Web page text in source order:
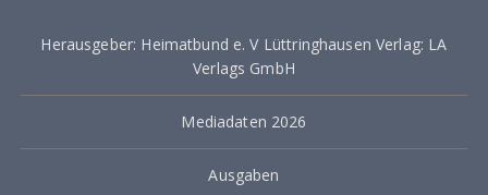
Herausgeber: Heimatbund e. V Lüttringhausen Verlag: LA
Verlags GmbH
Mediadaten 2026
Ausgaben